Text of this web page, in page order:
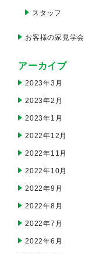
スタッフ
お客様の家見学会
アーカイブ
2023年3月
2023年2月
2023年1月
2022年12月
2022年11月
2022年10月
2022年9月
2022年8月
2022年7月
2022年6月